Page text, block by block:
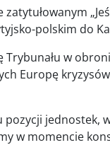
polskim do
w
Europę
pozycji
w momencie